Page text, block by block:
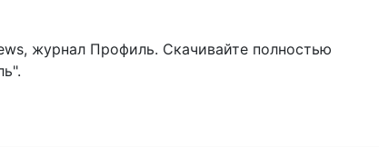
, журнал Профиль. Скачивайте полностью